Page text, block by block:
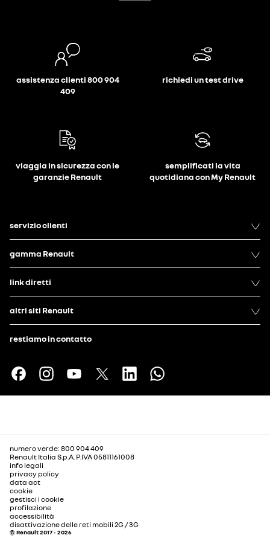
assistenza clienti 800 904
409
richiedi un test drive
viaggia in sicurezza con le
garanzie Renault
semplificati la vita
quotidiana con My Renault
servizio clienti
gamma Renault
link diretti
altri siti Renault
restiamo in contatto
numero verde: 800 904 409
Renault Italia S.p.A. P.IVA 05811161008
info legali
privacy policy
data act
cookie
gestisci i cookie
profilazione
accessibilità
disattivazione delle reti mobili 2G / 3G
© Renault 2017 - 2026